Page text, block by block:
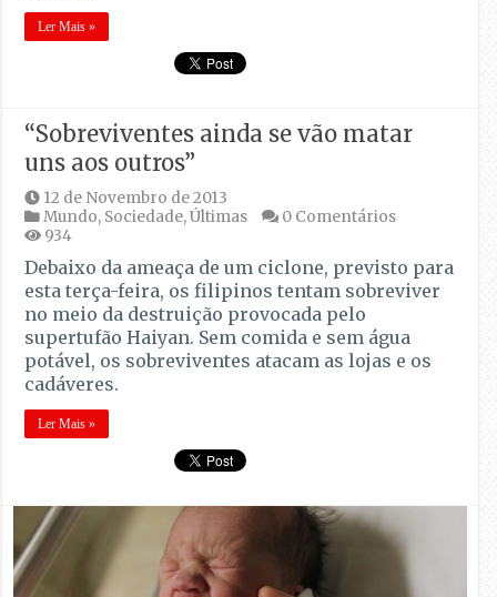
Ler Mais »
“Sobreviventes ainda se vão matar
uns aos outros”
12 de Novembro de 2013
Mundo, Sociedade,Últimas
0 Comentários
934
Debaixo da ameaça de um ciclone, previsto para
esta terça-feira, os filipinos tentam sobreviver
no meio da destruição provocada pelo
supertufão Haiyan. Sem comida e sem água
potável, os sobreviventes atacam as lojas e os
cadáveres.
Ler Mais »